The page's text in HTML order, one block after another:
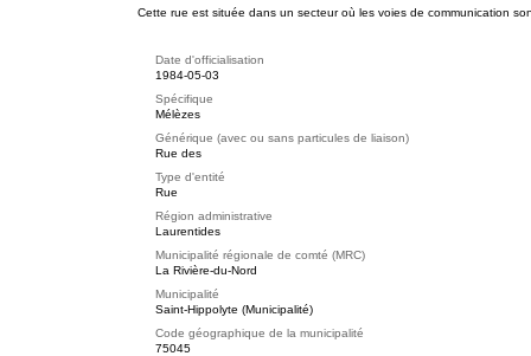
Cette rue est située dans un secteur où les voies de communication
Date d'officialisation
1984-05-03
Spécifique
Mélèzes
Générique (avec ou sans particules de liaison)
Rue des
Type d'entité
Rue
Région administrative
Laurentides
Municipalité régionale de comté (MRC)
La Rivière-du-Nord
Municipalité
Saint-Hippolyte (Municipalité)
Code géographique de la municipalité
75045